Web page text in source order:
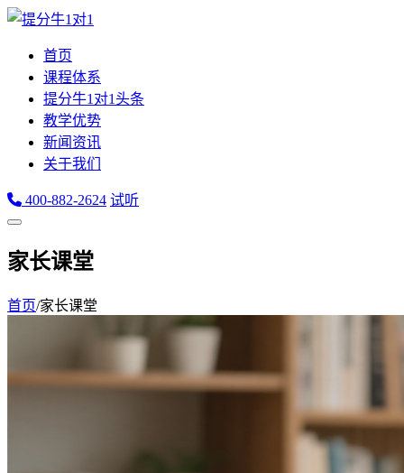
首页
课程体系
提分牛1对1头条
教学优势
新闻资讯
关于我们
400-882-2624 试听
家长课堂
首页/家长课堂